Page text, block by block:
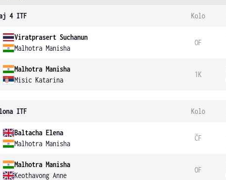
4 ITF Kolo
Viratprasert Suchanun
Malhotra Manisha
OF
Malhotra Manisha
Misic Katarina
1K
ITF Kolo
Baltacha Elena
Malhotra Manisha
ČF
Malhotra Manisha
Keothavong Anne
OF